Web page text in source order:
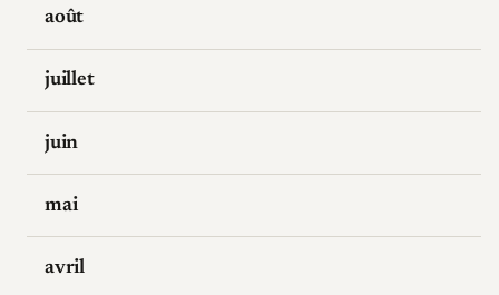
août
juillet
juin
mai
avril